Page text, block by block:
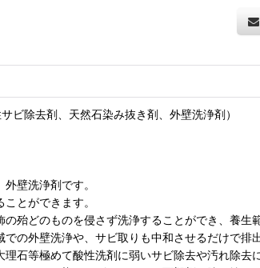
ビ除去剤、天然石染み抜き剤、外壁洗浄剤）
壁洗浄剤です。
とができます。
殆どのものを侵さず洗浄することができ、養生
の外壁洗浄や、サビ取りも中和させるだけで排
石等極めて酸性洗剤に弱いサビ除去や汚れ除去